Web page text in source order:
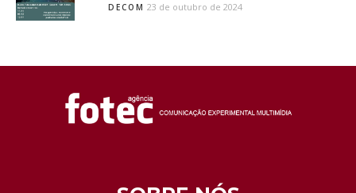
DECOM 23 de outubro de 2024